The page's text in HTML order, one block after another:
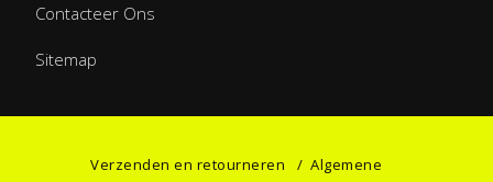
Contacteer Ons
Sitemap
Verzenden en retourneren /Algemene